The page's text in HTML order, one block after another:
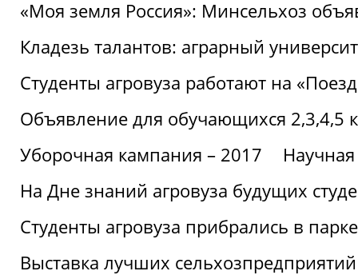
«Моя земля Россия»: Минсельхоз
Кладезь талантов: аграрный
Студенты агровуза работают на
Объявление для обучающихся 2,3,4,5
Уборочная кампания – 2017
На Дне знаний агровуза будущих
Студенты агровуза прибрались в
Выставка лучших